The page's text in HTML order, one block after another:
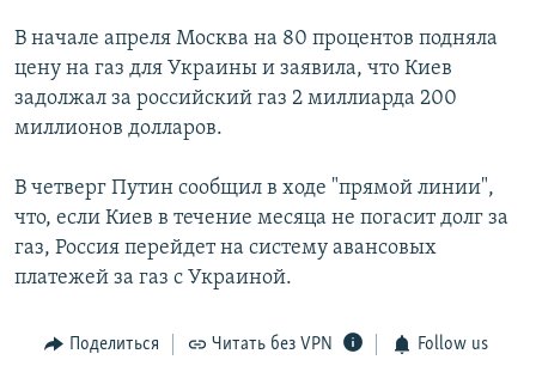
В начале апреля Москва на 80 процентов подняла
цену на газ для Украины и заявила, что Киев
задолжал за российский газ 2 миллиарда 200
миллионов долларов.
В четверг Путин сообщил в ходе "прямой линии",
что, если Киев в течение месяца не погасит долг за
газ, Россия перейдет на систему авансовых
платежей за газ с Украиной.
Поделиться Читать без VPN Follow us